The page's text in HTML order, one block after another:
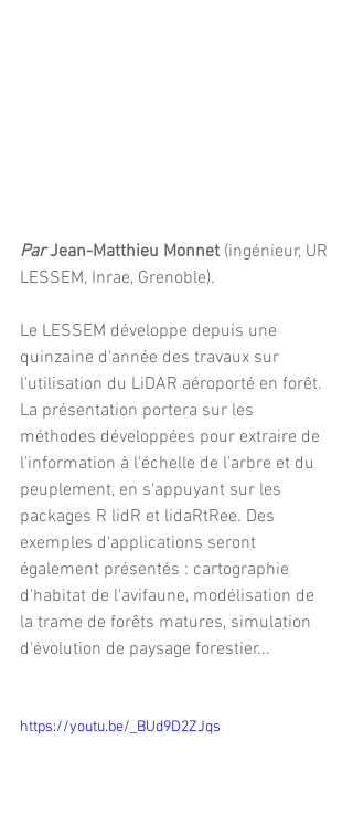
Par Jean-Matthieu Monnet (ingénieur, UR
LESSEM, Inrae, Grenoble).
Le LESSEM développe depuis une
quinzaine d'année des travaux sur
l'utilisation du LiDAR aéroporté en forêt.
La présentation portera sur les
méthodes développées pour extraire de
l'information à l'échelle de l'arbre et du
peuplement, en s'appuyant sur les
packages R lidR et lidaRtRee. Des
exemples d'applications seront
également présentés : cartographie
d'habitat de l'avifaune, modélisation de
la trame de forêts matures, simulation
d'évolution de paysage forestier...
https://youtu.be/_BUd9D2ZJqs